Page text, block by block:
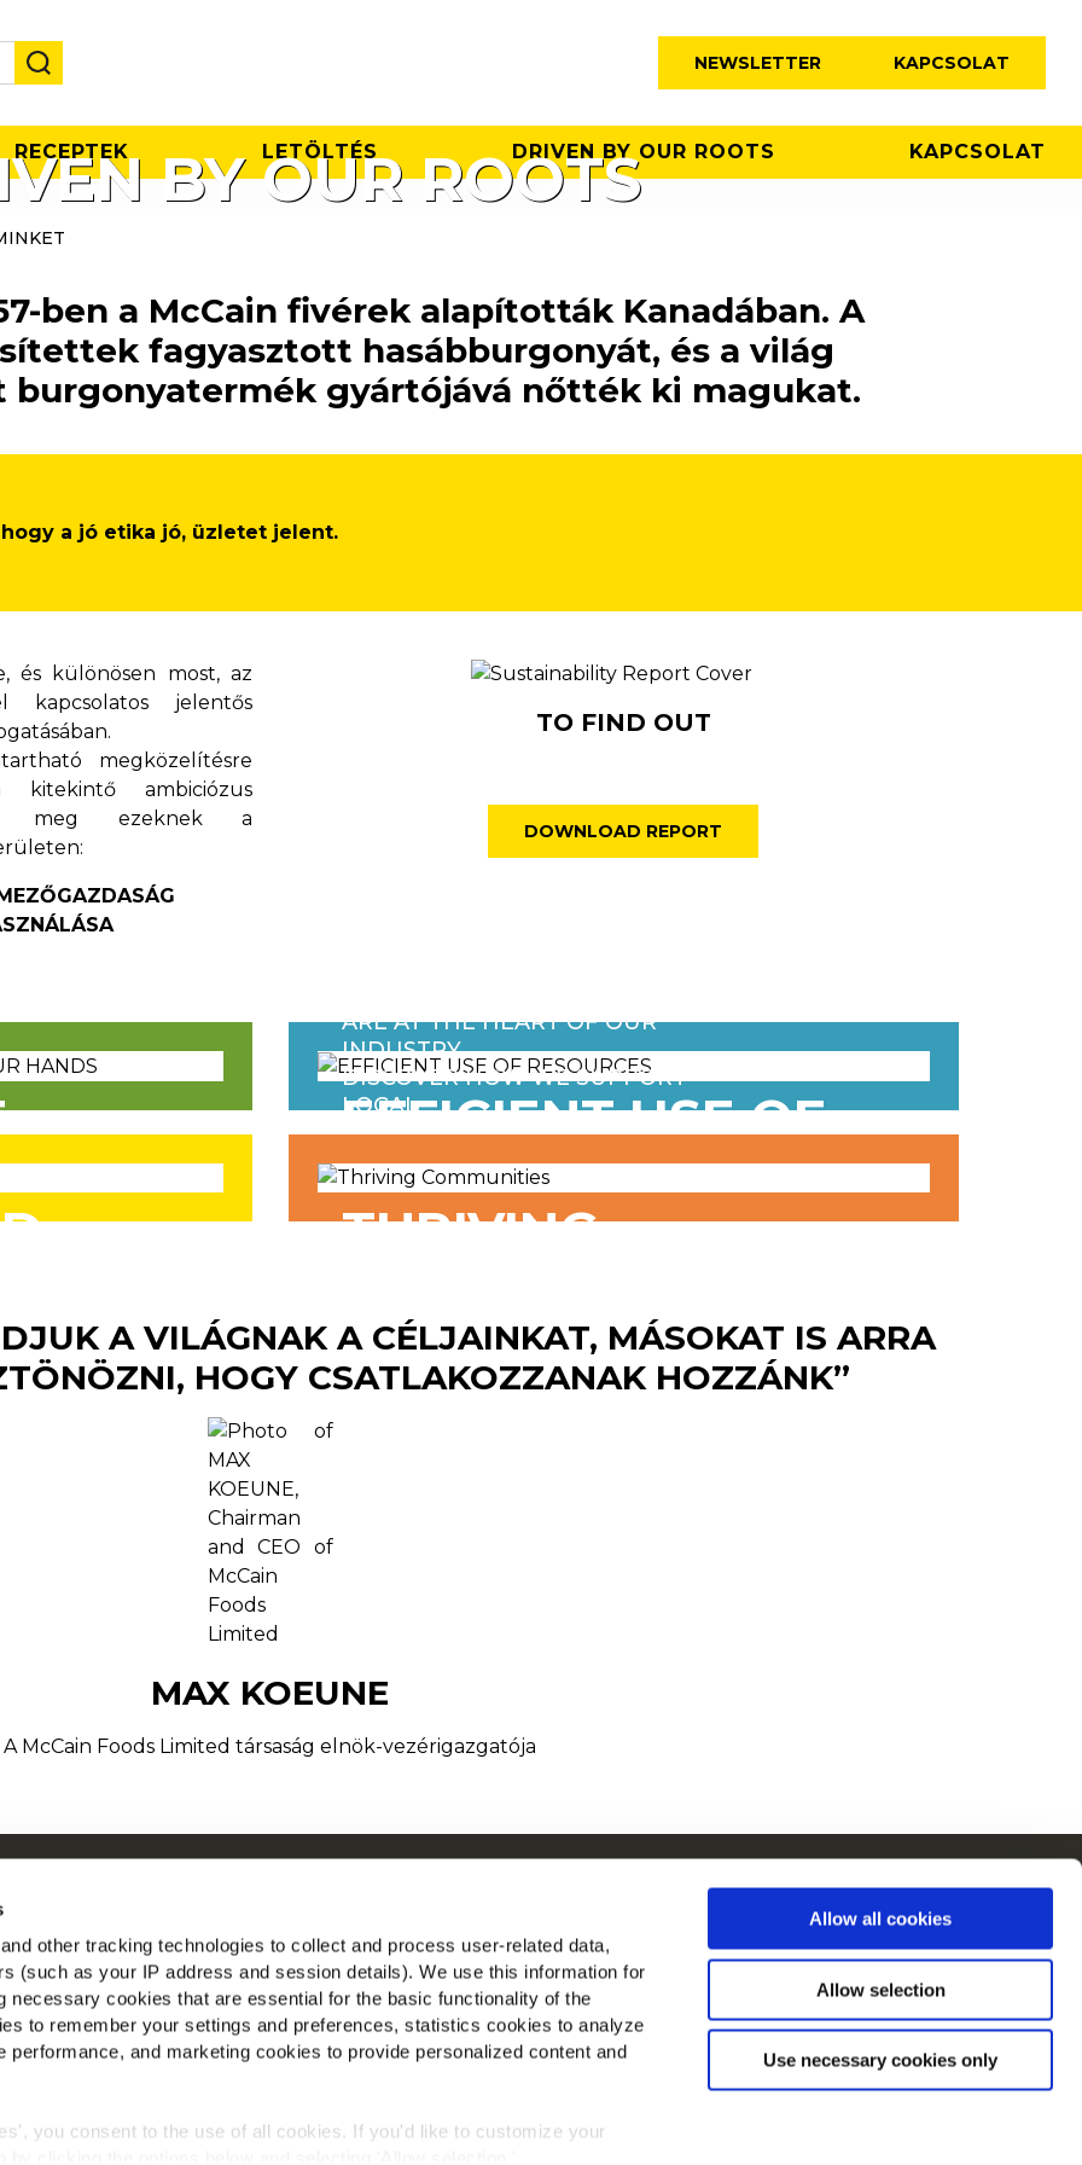
other tracking technologies to collect and process user-related data,
(such as your IP address and session details). We use this information for
necessary cookies that are essential for the basic functionality of the
to remember your settings and preferences, statistics cookies to analyze
performance, and marketing cookies to provide personalized content and
you consent to the use of all cookies. If you'd like to customize your
Allow all cookies
Allow selection
Use necessary cookies only
NEWSLETTER KAPCSOLAT
RECEPTEK LETÖLTÉS DRIVEN BY OUR ROOTS KAPCSOLAT
BY OUR ROOTS
ben a McCain fivérek alapították Kanadában. A
fagyasztott hasábburgonyát, és a világ
burgonyatermék gyártójává nőtték ki magukat.
a jó etika jó, üzletet jelent.
és különösen most, az
kapcsolatos jelentős
megközelítésre
ambiciózus
meg ezeknek a
TO FIND OUT
DOWNLOAD REPORT
IS IN
EFFICIENT USE OF
RESOURCES
THRIVING
ARE AT THE HEART OF OUR
INDUSTRY.
DISCOVER HOW WE SUPPORT
LOCAL
A VILÁGNAK A CÉLJAINKAT, MÁSOKAT IS ARRA
HOGY CSATLAKOZZANAK HOZZÁNK”
MAX KOEUNE
A McCain Foods Limited társaság elnök-vezérigazgatója
ismételt kérdések
Kövessen minket